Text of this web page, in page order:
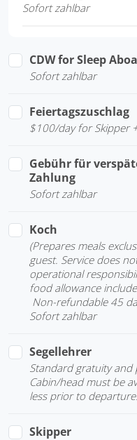
Sofort zahlbar
CDW for Sleep
Sofort zahlbar
Feiertagszuschlag
$100/day for Skipper
Gebühr für
Zahlung
Sofort zahlbar
Koch
(Prepares meals
guest. Service does
operational
food allowance
Non-refundable 45
Sofort zahlbar
Segellehrer
Standard gratuity and
Cabin/head must be
less prior to
Skipper